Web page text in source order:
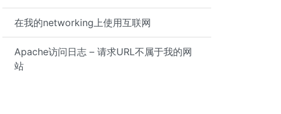
在我的networking上使用互联网
Apache访问日志 – 请求URL不属于我的网
站
exit 1 } eof { send_user "\nSSH failure